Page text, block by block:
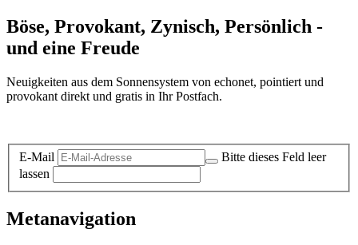
Böse, Provokant, Zynisch, Persönlich -
und eine Freude
Neuigkeiten aus dem Sonnensystem von echonet, pointiert und
provokant direkt und gratis in Ihr Postfach.
E-Mail
Bitte dieses Feld leer
lassen
Metanavigation